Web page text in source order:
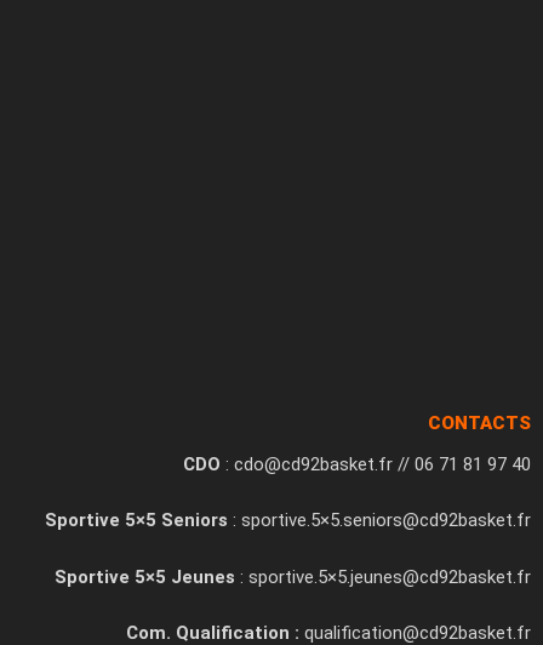
CONTACTS
CDO : cdo@cd92basket.fr // 06 71 81 97 40
Sportive 5×5 Seniors : sportive.5×5.seniors@cd92basket.fr
Sportive 5×5 Jeunes : sportive.5×5.jeunes@cd92basket.fr
Com. Qualification : qualification@cd92basket.fr